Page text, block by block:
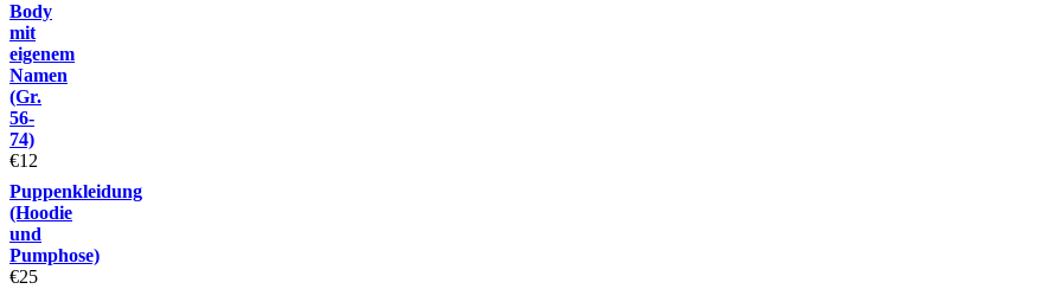
Body
mit
eigenem
Namen
(Gr.
56-
74)
€12
Puppenkleidung
(Hoodie
und
Pumphose)
€25